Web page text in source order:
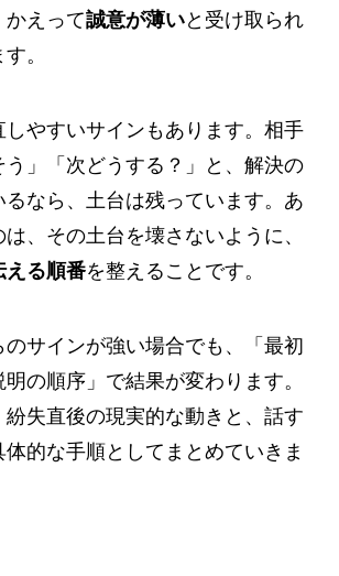
かえって誠意が薄いと受け取られ
。
やすいサインもあります。相手
う」「次どうする？」と、解決の
なら、土台は残っています。あ
、その土台を壊さないように、
える順番を整えることです。
サインが強い場合でも、「最初
の順序」で結果が変わります。
紛失直後の現実的な動きと、話す
的な手順としてまとめていきま